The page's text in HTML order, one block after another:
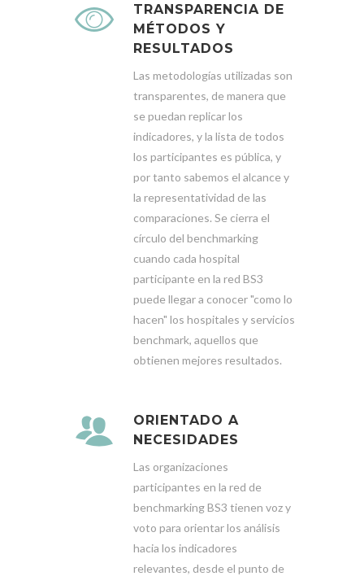
TRANSPARENCIA DE
MÉTODOS Y
RESULTADOS
Las metodologías utilizadas son
transparentes, de manera que
se puedan replicar los
indicadores, y la lista de todos
los participantes es pública, y
por tanto sabemos el alcance y
la representatividad de las
comparaciones. Se cierra el
círculo del benchmarking
cuando cada hospital
participante en la red BS3
puede llegar a conocer "como lo
hacen" los hospitales y servicios
benchmark, aquellos que
obtienen mejores resultados.
ORIENTADO A
NECESIDADES
Las organizaciones
participantes en la red de
benchmarking BS3 tienen voz y
voto para orientar los análisis
hacia los indicadores
relevantes, desde el punto de